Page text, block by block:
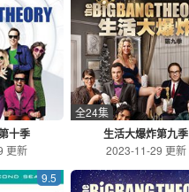
十季
更新
生活大爆炸第九季
全24集
2023-11-29 更新
9.5